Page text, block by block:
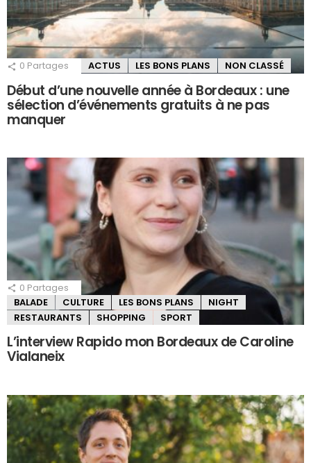
0 Partages ACTUS LES BONS PLANS NON CLASSÉ
Début d’une nouvelle année à Bordeaux : une
sélection d’événements gratuits à ne pas
manquer
0 Partages
BALADE
CULTURE LES BONS PLANS
NIGHT
RESTAURANTS
SHOPPING SPORT
L’interview Rapido mon Bordeaux de Caroline
Vialaneix